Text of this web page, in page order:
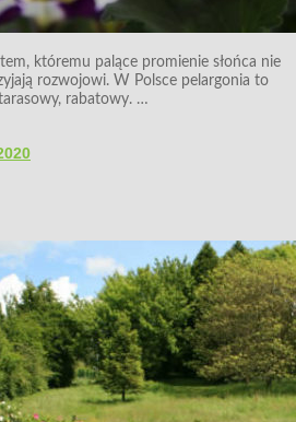
któremu palące promienie słońca nie
rozwojowi. W Polsce pelargonia to
rabatowy. …